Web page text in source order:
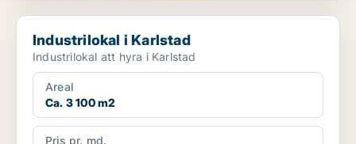
Industrilokal i Karlstad
Industrilokal i Karlstad
Industrilokal att hyra i Karlstad
Areal
Ca. 3 100 m2
Pris pr. md.